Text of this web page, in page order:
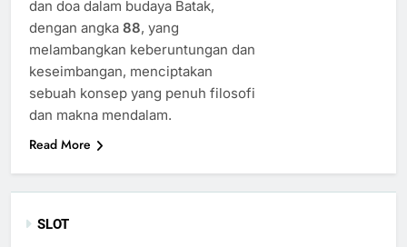
dan doa dalam budaya Batak,
dengan angka 88, yang
melambangkan keberuntungan dan
keseimbangan, menciptakan
sebuah konsep yang penuh filosofi
dan makna mendalam.
Read More
SLOT